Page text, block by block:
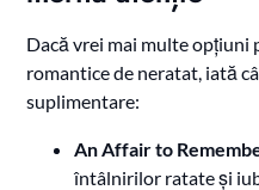
Dacă vrei mai multe opțiuni
romantice de neratat, iată
suplimentare:
An Affair to
întâlnirilor ratate și